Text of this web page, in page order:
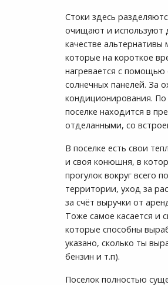
Стоки здесь
очищают и используют
качестве
которые на короткое
нагревается с помощью
солнечных панелей. За
кондиционирования.
поселке находится в
отделанными, со
В поселке есть свои
и своя конюшня, в
прогулок вокруг всего
территории, уход за
за счёт выручки от
Тоже самое касается и
которые способны
указано, сколько ты
бензин и т.п).
Поселок полностью